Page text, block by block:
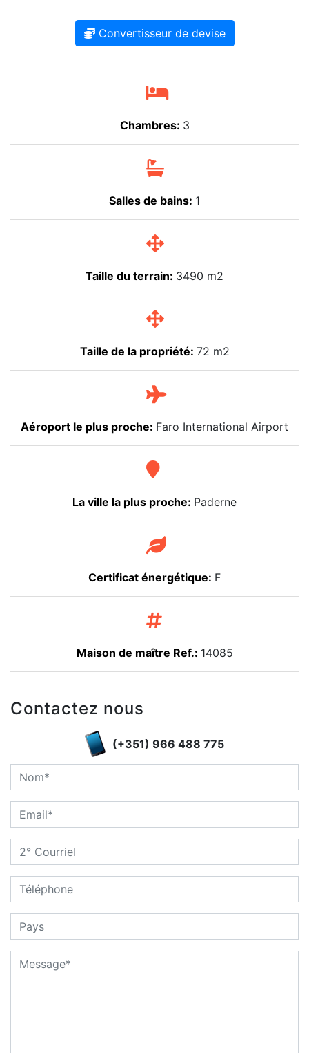
Convertisseur de devise
Chambres: 3
Salles de bains: 1
Taille du terrain: 3490 m2
Taille de la propriété: 72 m2
Aéroport le plus proche: Faro International Airport
La ville la plus proche: Paderne
Certificat énergétique: F
Maison de maître Ref.: 14085
Contactez nous
(+351) 966 488 775